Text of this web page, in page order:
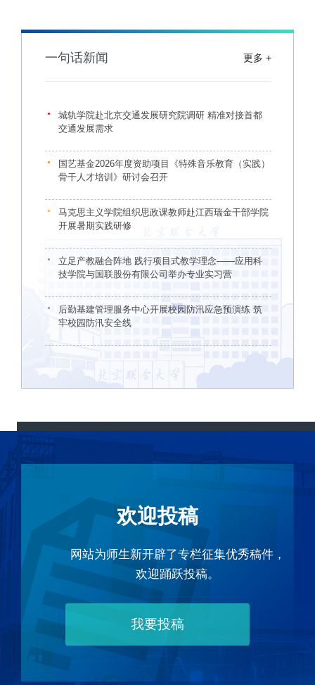
一句话新闻 更多 +
城轨学院赴北京交通发展研究院调研 精准对接首都
交通发展需求
国艺基金2026年度资助项目《特殊音乐教育（实践）
骨干人才培训》研讨会召开
马克思主义学院组织思政课教师赴江西瑞金干部学院
开展暑期实践研修
立足产教融合阵地 践行项目式教学理念——应用科
技学院与国联股份有限公司举办专业实习营
后勤基建管理服务中心开展校园防汛应急预演练 筑
牢校园防汛安全线
欢迎投稿
网站为师生新开辟了专栏征集优秀稿件，
欢迎踊跃投稿。
我要投稿